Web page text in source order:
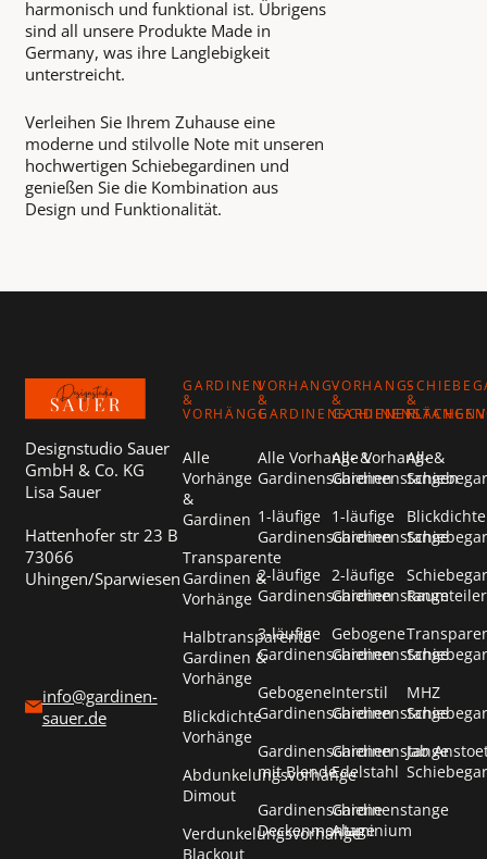
harmonisch und funktional ist. Übrigens
sind all unsere Produkte Made in
Germany, was ihre Langlebigkeit
unterstreicht.
Verleihen Sie Ihrem Zuhause eine
moderne und stilvolle Note mit unseren
hochwertigen Schiebegardinen und
genießen Sie die Kombination aus
Design und Funktionalität.
Designstudio Sauer
GmbH & Co. KG
Lisa Sauer
Hattenhofer str 23 B
73066
Uhingen/Sparwiesen
info@gardinen-
sauer.de
GARDINEN
&
VORHÄNGE
Alle
Vorhänge
&
Gardinen
Transparente
Gardinen &
Vorhänge
Halbtransparente
Gardinen &
Vorhänge
Blickdichte
Vorhänge
Abdunkelungsvorhänge
Dimout
Verdunkelungsvorhänge
Blackout
VORHANG-
&
GARDINENSCHIENEN
Alle Vorhang- &
Gardinenschienen
1-läufige
Gardinenschienen
2-läufige
Gardinenschienen
3-läufige
Gardinenschienen
Gebogene
Gardinenschienen
Gardinenschienen
mit Blende
Gardinenschiene
Deckenmontage
VORHANG-
&
GARDINENSTANGEN
Alle Vorhang- &
Gardinenstangen
1-läufige
Gardinenstange
2-läufige
Gardinenstange
Gebogene
Gardinenstange
Interstil
Gardinenstange
Gardinenstange
Edelstahl
Gardinenstange
Aluminium
&
Alle
Blickdichte
Raumteiler
MHZ
Jab